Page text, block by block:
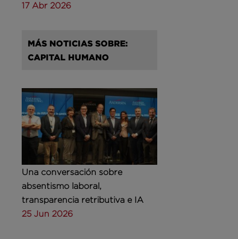
17 Abr 2026
MÁS NOTICIAS SOBRE:
CAPITAL HUMANO
Una conversación sobre
absentismo laboral,
transparencia retributiva e IA
25 Jun 2026